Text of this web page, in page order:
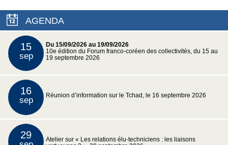
AGENDA
15
sep
Du 15/09/2026 au 19/09/2026
10e édition du Forum franco-coréen des collectivités, du 15 au
19 septembre 2026
16
sep Réunion d’information sur le Tchad, le 16 septembre 2026
29
Atelier sur « Les relations élu-techniciens : les liaisons